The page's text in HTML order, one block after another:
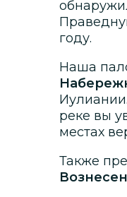
году.
Наша
реке вы
местах
Также